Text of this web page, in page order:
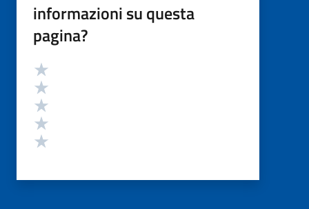
informazioni su questa
pagina?
Valutazione